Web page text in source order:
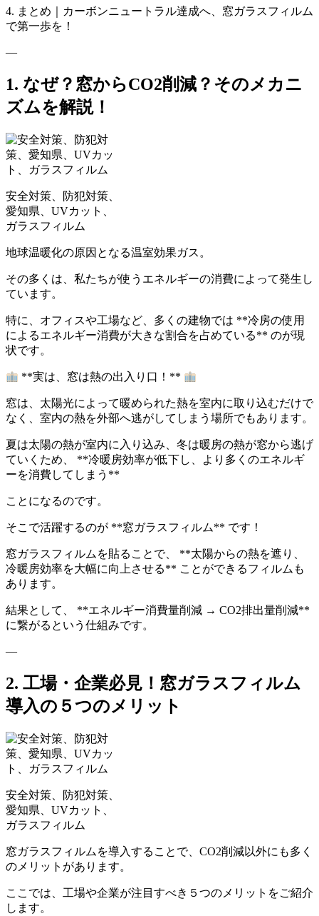
4. まとめ｜カーボンニュートラル達成へ、窓ガラスフィルム
で第一歩を！
—
1. なぜ？窓からCO2削減？そのメカニ
ズムを解説！
安全対策、防犯対策、
愛知県、UVカット、
ガラスフィルム
地球温暖化の原因となる温室効果ガス。
その多くは、私たちが使うエネルギーの消費によって発生し
ています。
特に、オフィスや工場など、多くの建物では **冷房の使用
によるエネルギー消費が大きな割合を占めている** のが現
状です。
**実は、窓は熱の出入り口！**
窓は、太陽光によって暖められた熱を室内に取り込むだけで
なく、室内の熱を外部へ逃がしてしまう場所でもあります。
夏は太陽の熱が室内に入り込み、冬は暖房の熱が窓から逃げ
ていくため、 **冷暖房効率が低下し、より多くのエネルギ
ーを消費してしまう**
ことになるのです。
そこで活躍するのが **窓ガラスフィルム** です！
窓ガラスフィルムを貼ることで、 **太陽からの熱を遮り、
冷暖房効率を大幅に向上させる** ことができるフィルムも
あります。
結果として、 **エネルギー消費量削減 → CO2排出量削減**
に繋がるという仕組みです。
—
2. 工場・企業必見！窓ガラスフィルム
導入の５つのメリット
安全対策、防犯対策、
愛知県、UVカット、
ガラスフィルム
窓ガラスフィルムを導入することで、CO2削減以外にも多く
のメリットがあります。
ここでは、工場や企業が注目すべき５つのメリットをご紹介
します。